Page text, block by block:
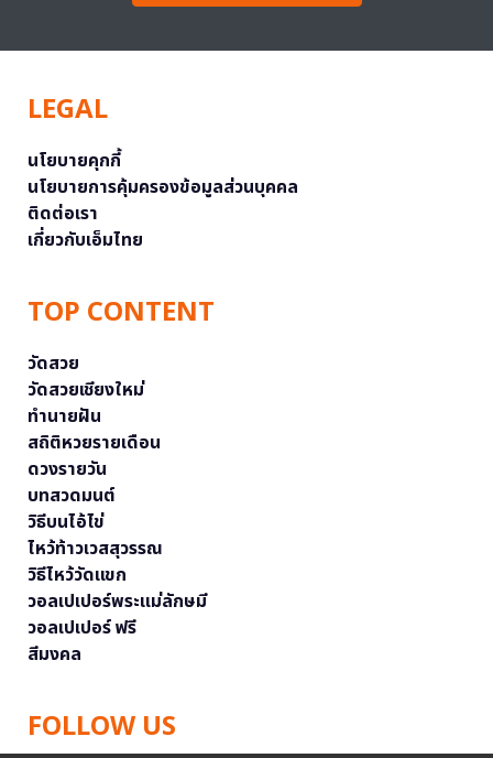
LEGAL
นโยบายคุกกี้
นโยบายการคุ้มครองข้อมูลส่วนบุคคล
ติดต่อเรา
เกี่ยวกับเอ็มไทย
TOP CONTENT
วัดสวย
วัดสวยเชียงใหม่
ทำนายฝัน
สถิติหวยรายเดือน
ดวงรายวัน
บทสวดมนต์
วิธีบนไอ้ไข่
ไหว้ท้าวเวสสุวรรณ
วิธีไหว้วัดแขก
วอลเปเปอร์พระแม่ลักษมี
วอลเปเปอร์ ฟรี
สีมงคล
FOLLOW US